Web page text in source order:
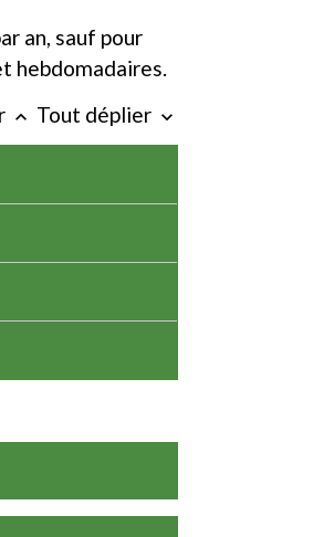
an, sauf pour
hebdomadaires.
keyboard_arrow_up Tout déplier keyboard_arrow_down